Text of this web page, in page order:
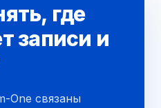
где
записи и
One связаны